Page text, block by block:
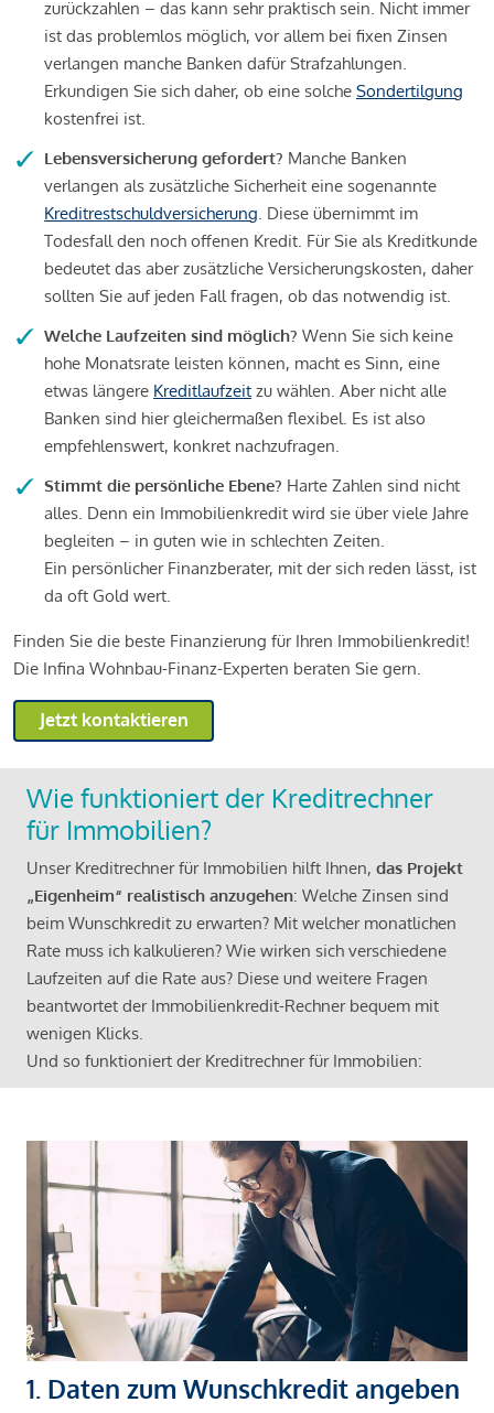
zurückzahlen – das kann sehr praktisch sein. Nicht immer
ist das problemlos möglich, vor allem bei fixen Zinsen
verlangen manche Banken dafür Strafzahlungen.
Erkundigen Sie sich daher, ob eine solche Sondertilgung
kostenfrei ist.
Lebensversicherung gefordert? Manche Banken
verlangen als zusätzliche Sicherheit eine sogenannte
Kreditrestschuldversicherung. Diese übernimmt im
Todesfall den noch offenen Kredit. Für Sie als Kreditkunde
bedeutet das aber zusätzliche Versicherungskosten, daher
sollten Sie auf jeden Fall fragen, ob das notwendig ist.
Welche Laufzeiten sind möglich? Wenn Sie sich keine
hohe Monatsrate leisten können, macht es Sinn, eine
etwas längere Kreditlaufzeit zu wählen. Aber nicht alle
Banken sind hier gleichermaßen flexibel. Es ist also
empfehlenswert, konkret nachzufragen.
Stimmt die persönliche Ebene? Harte Zahlen sind nicht
alles. Denn ein Immobilienkredit wird sie über viele Jahre
begleiten – in guten wie in schlechten Zeiten.
Ein persönlicher Finanzberater, mit der sich reden lässt, ist
da oft Gold wert.
Finden Sie die beste Finanzierung für Ihren Immobilienkredit!
Die Infina Wohnbau-Finanz-Experten beraten Sie gern.
Jetzt kontaktieren
Wie funktioniert der Kreditrechner
für Immobilien?
Unser Kreditrechner für Immobilien hilft Ihnen, das Projekt
„Eigenheim“ realistisch anzugehen: Welche Zinsen sind
beim Wunschkredit zu erwarten? Mit welcher monatlichen
Rate muss ich kalkulieren? Wie wirken sich verschiedene
Laufzeiten auf die Rate aus? Diese und weitere Fragen
beantwortet der Immobilienkredit-Rechner bequem mit
wenigen Klicks.
Und so funktioniert der Kreditrechner für Immobilien:
1. Daten zum Wunschkredit angeben